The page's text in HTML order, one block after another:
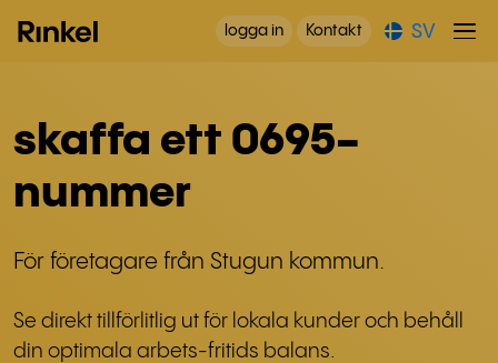
logga in Kontakt SV
skaffa ett 0695-
nummer
För företagare från Stugun kommun.
Se direkt tillförlitlig ut för lokala kunder och behåll
din optimala arbets-fritids balans.